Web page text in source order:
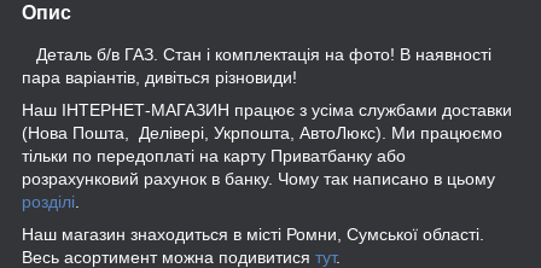
Опис
Деталь б/в ГАЗ. Стан і комплектація на фото! В наявності
пара варіантів, дивіться різновиди!
Наш ІНТЕРНЕТ-МАГАЗИН працює з усіма службами доставки
(Нова Пошта, Делівері, Укрпошта, АвтоЛюкс). Ми працюємо
тільки по передоплаті на карту Приватбанку або
розрахунковий рахунок в банку. Чому так написано в цьому
розділі
Наш магазин знаходиться в місті Ромни, Сумської області.
Весь асортимент можна подивитися тут.